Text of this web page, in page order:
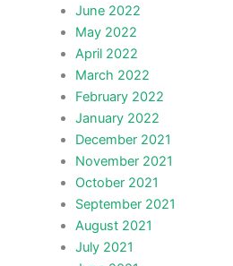
June 2022
May 2022
April 2022
March 2022
February 2022
January 2022
December 2021
November 2021
October 2021
September 2021
August 2021
July 2021